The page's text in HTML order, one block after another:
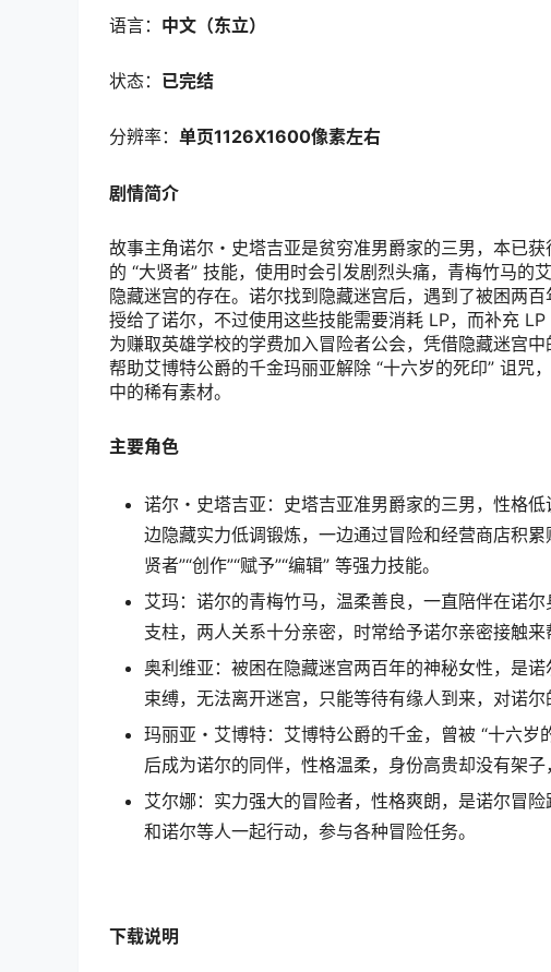
语言： 中文（东立）
状态： 已完结
分辨率： 单页1126X1600像素左右
剧情简介
故事主角诺尔・史塔吉亚是贫穷准男爵家的三男，本已
的 “大贤者” 技能，使用时会引发剧烈头痛，青梅竹马的
隐藏迷宫的存在。诺尔找到隐藏迷宫后，遇到了被困两
授给了诺尔，不过使用这些技能需要消耗 LP，而补充
为赚取英雄学校的学费加入冒险者公会，凭借隐藏迷宫
帮助艾博特公爵的千金玛丽亚解除 “十六岁的死印” 诅咒
中的稀有素材。
主要角色
诺尔・史塔吉亚：史塔吉亚准男爵家的三男，性格
边隐藏实力低调锻炼，一边通过冒险和经营商店积
贤者”“创作”“赋予”“编辑” 等强力技能。
艾玛：诺尔的青梅竹马，温柔善良，一直陪伴在诺
支柱，两人关系十分亲密，时常给予诺尔亲密接触来
奥利维亚：被困在隐藏迷宫两百年的神秘女性，是
束缚，无法离开迷宫，只能等待有缘人到来，对诺尔
玛丽亚・艾博特：艾博特公爵的千金，曾被 “十六
后成为诺尔的同伴，性格温柔，身份高贵却没有架
艾尔娜：实力强大的冒险者，性格爽朗，是诺尔冒
和诺尔等人一起行动，参与各种冒险任务。
下载说明